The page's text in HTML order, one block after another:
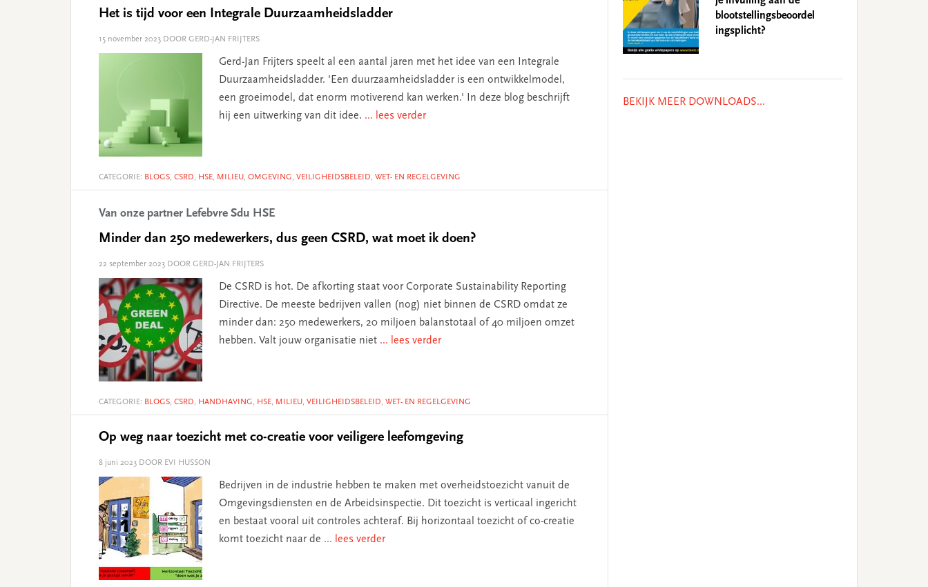
Het is tijd voor een Integrale Duurzaamheidsladder
15 november 2023 DOOR GERD-JAN FRIJTERS
Gerd-Jan Frijters speelt al een aantal jaren met het idee van een Integrale
Duurzaamheidsladder. 'Een duurzaamheidsladder is een ontwikkelmodel,
een groeimodel, dat enorm motiverend kan werken.' In deze blog beschrijft
hij een uitwerking van dit idee. ... lees verder
CATEGORIE: BLOGS, CSRD, HSE, MILIEU, OMGEVING, VEILIGHEIDSBELEID, WET- EN REGELGEVING
Van onze partner Lefebvre Sdu HSE
Minder dan 250 medewerkers, dus geen CSRD, wat moet ik doen?
22 september 2023 DOOR GERD-JAN FRIJTERS
De CSRD is hot. De afkorting staat voor Corporate Sustainability Reporting
Directive. De meeste bedrijven vallen (nog) niet binnen de CSRD omdat ze
minder dan: 250 medewerkers, 20 miljoen balanstotaal of 40 miljoen omzet
hebben. Valt jouw organisatie niet ... lees verder
CATEGORIE: BLOGS, CSRD, HANDHAVING, HSE, MILIEU, VEILIGHEIDSBELEID, WET- EN REGELGEVING
Op weg naar toezicht met co-creatie voor veiligere leefomgeving
8 juni 2023 DOOR EVI HUSSON
Bedrijven in de industrie hebben te maken met overheidstoezicht vanuit de
Omgevingsdiensten en de Arbeidsinspectie. Dit toezicht is verticaal ingericht
en bestaat vooral uit controles achteraf. Bij horizontaal toezicht of co-creatie
komt toezicht naar de ... lees verder
blootstellingsbeoordel
ingsplicht?
BEKIJK MEER DOWNLOADS...